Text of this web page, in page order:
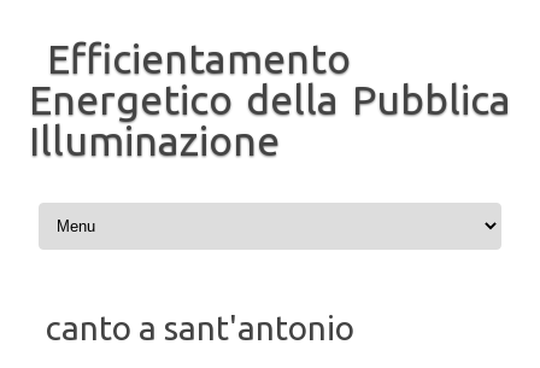
Efficientamento
Energetico della Pubblica
Illuminazione
Vai al contenuto
canto a sant'antonio